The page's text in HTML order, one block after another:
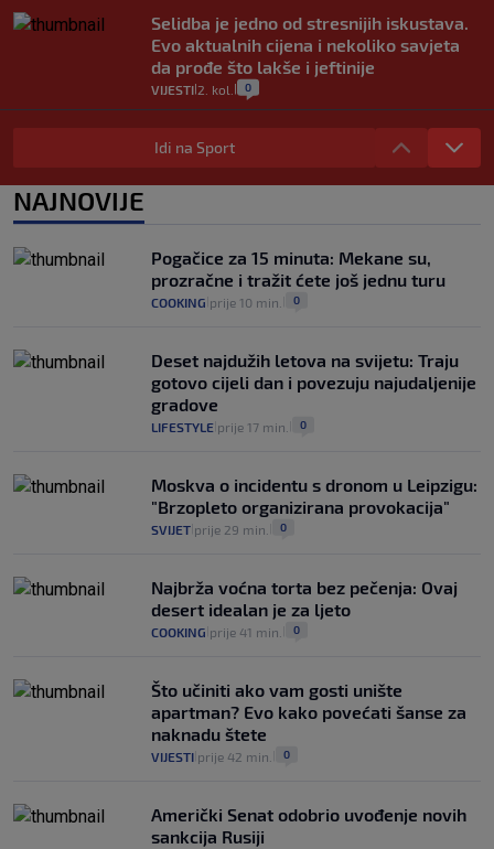
Selidba je jedno od stresnijih iskustava.
Evo aktualnih cijena i nekoliko savjeta
da prođe što lakše i jeftinije
VIJESTI 2. kol. 0
Izračunali smo koliko košta putovanje
automobilom na Hvar iz Zagreba, a
14
zdravstvenu iskaznicu". Kakva su prava
pacijenata izvan mjesta prebivališta?
VIJESTI
Idi na Sport
NAJNOVIJE
Pogačice za 15 minuta: Mekane su,
prozračne i tražit ćete još jednu turu
COOKING prije 10 min. 0
Deset najdužih letova na svijetu: Traju
gotovo cijeli dan i povezuju najudaljenije
gradove
LIFESTYLE prije 17 min. 0
Moskva o incidentu s dronom u Leipzigu:
"Brzopleto organizirana provokacija"
SVIJET prije 29 min. 0
Najbrža voćna torta bez pečenja: Ovaj
desert idealan je za ljeto
COOKING prije 41 min. 0
Što učiniti ako vam gosti unište
apartman? Evo kako povećati šanse za
naknadu štete
VIJESTI prije 42 min. 0
Američki Senat odobrio uvođenje novih
sankcija Rusiji